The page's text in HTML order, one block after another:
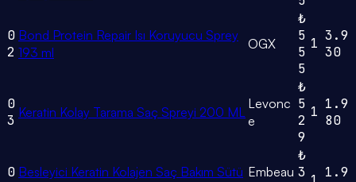
0
2
Bond Protein Repair Isı Koruyucu Sprey
193 ml
OGX
₺
5
5
5
1 3.9
30
0
3 Keratin Kolay Tarama Saç Spreyi 200 ML
Levonc
e
₺
5
2
9
1 1.9
80
0 Besleyici Keratin Kolajen Saç Bakım Sütü Embeau
₺
3
1.9